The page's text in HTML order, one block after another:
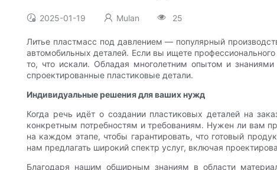
2025-01-19 Mulan 25
Литье пластмасс под давлением — популярный
автомобильных деталей. Если вы ищете
то, что искали. Обладая многолетним опытом и
спроектированные пластиковые детали.
Индивидуальные решения для ваших нужд
Когда речь идёт о создании пластиковых деталей на
конкретным потребностям и требованиям. Нужен ли вам
на каждом этапе, чтобы гарантировать, что готовый
нам предлагать широкий спектр услуг, включая
Благодаря нашим обширным знаниям в области